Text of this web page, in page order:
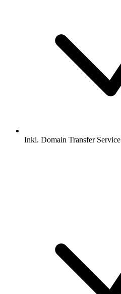
Inkl. Domain Transfer Service